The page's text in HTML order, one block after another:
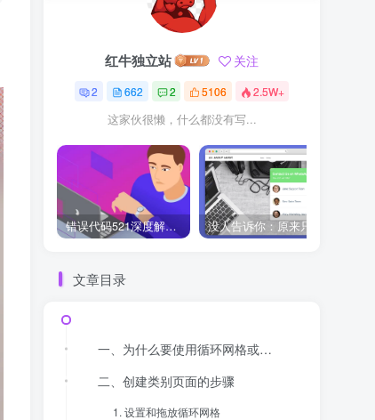
红牛独立站 关注
2 662 2 5106 2.5W+
这家伙很懒，什么都没有写...
错误代码521深度解析：什么是“Web服务器宕机”？它和502、504有何不同？
文章目录
一、为什么要使用循环网格或循环轮播创建类别页面？
二、创建类别页面的步骤
1. 设置和拖放循环网格